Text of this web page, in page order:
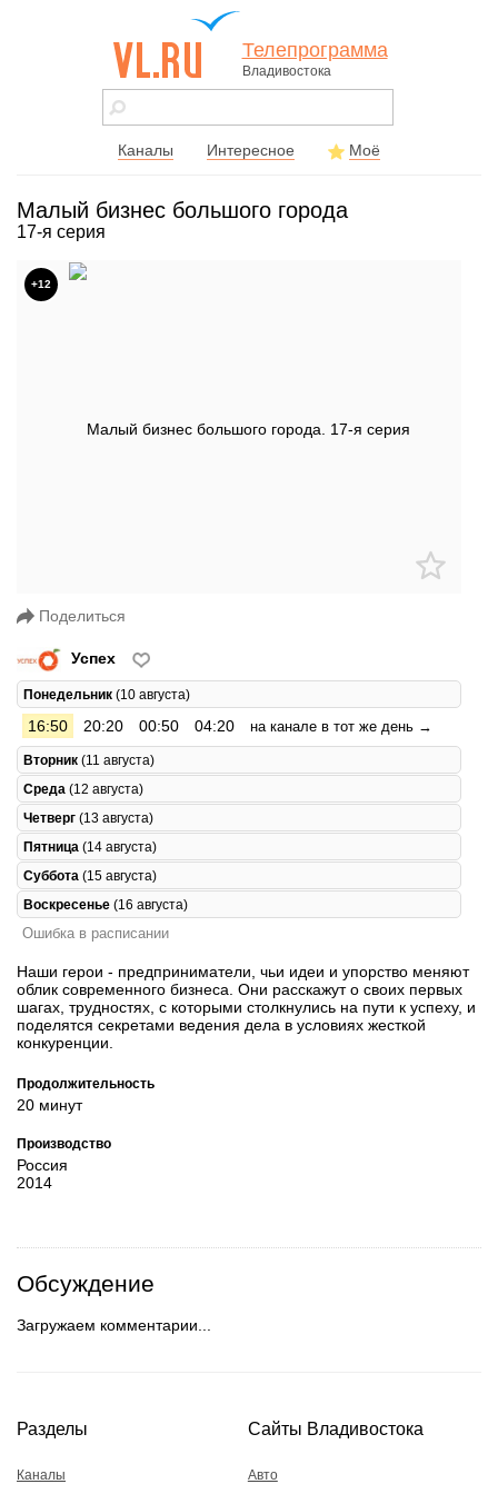
vl.ru - сайт
города
Телепрограмма
Владивостока
Каналы Интересное Моё
Малый бизнес большого города
17-я серия
+12
Поделиться
Успех
Понедельник (10 августа)
16:50 20:20 00:50 04:20 на канале в тот же день →
Вторник (11 августа)
Среда (12 августа)
Четверг (13 августа)
Пятница (14 августа)
Суббота (15 августа)
Воскресенье (16 августа)
Ошибка в расписании
Наши герои - предприниматели, чьи идеи и упорство меняют
облик современного бизнеса. Они расскажут о своих первых
шагах, трудностях, с которыми столкнулись на пути к успеху, и
поделятся секретами ведения дела в условиях жесткой
конкуренции.
Продолжительность
20 минут
Производство
Россия
2014
Обсуждение
Загружаем комментарии...
Разделы
Каналы
Сайты Владивостока
Авто